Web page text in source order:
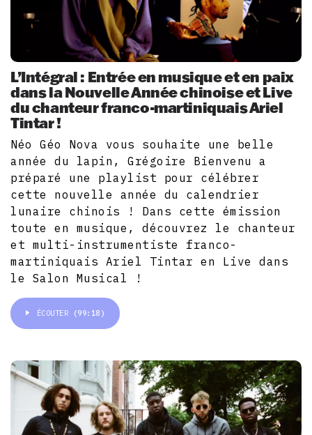
L’Intégral : Entrée en musique et en paix
dans la Nouvelle Année chinoise et Live
du chanteur franco-martiniquais Ariel
Tintar !
Néo Géo Nova vous souhaite une belle
année du lapin, Grégoire Bienvenu a
préparé une playlist pour célébrer
cette nouvelle année du calendrier
lunaire chinois ! Dans cette émission
toute en musique, découvrez le chanteur
et multi-instrumentiste franco-
martiniquais Ariel Tintar en Live dans
le Salon Musical !
ÉCOUTER (99:18)